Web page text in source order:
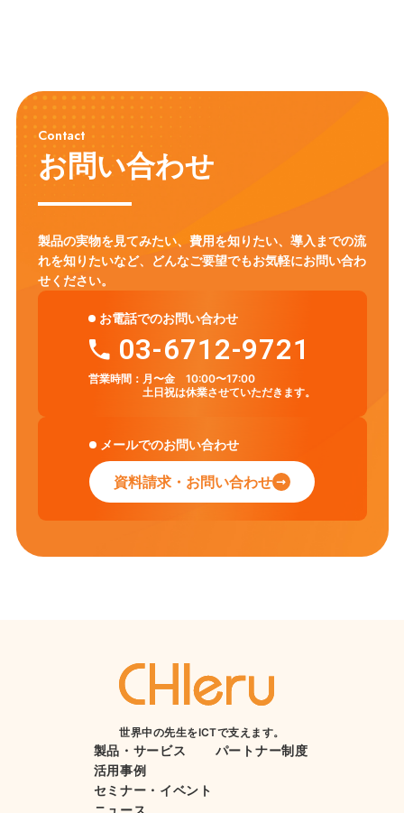
Contact
お問い合わせ
製品の実物を見てみたい、費用を知りたい、導入までの流
れを知りたいなど、
どんなご要望でもお気軽にお問い合わ
せください。
お電話でのお問い合わせ
03-6712-9721
営業時間： 月〜金 10:00〜17:00
土日祝は休業させていただきます。
メールでのお問い合わせ
資料請求・お問い合わせ
世界中の先生をICTで支えます。
製品・サービス
活用事例
セミナー・イベント
ニュース
パートナー制度